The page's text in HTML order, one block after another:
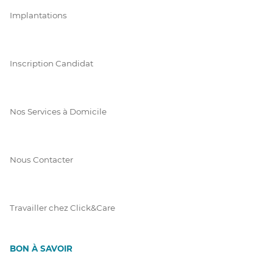
Implantations
Inscription Candidat
Nos Services à Domicile
Nous Contacter
Travailler chez Click&Care
BON À SAVOIR